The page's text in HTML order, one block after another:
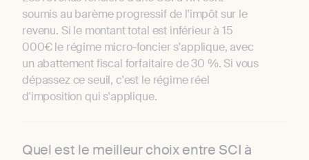
soumis au barème progressif de l'impôt sur le
revenu. Si le montant total est inférieur à 15
000€ le régime micro-foncier s'applique, avec
un abattement fiscal forfaitaire de 30 %. Si vous
dépassez ce seuil, c'est le régime réel
d'imposition qui s'applique.
Quel est le meilleur choix entre SCI à